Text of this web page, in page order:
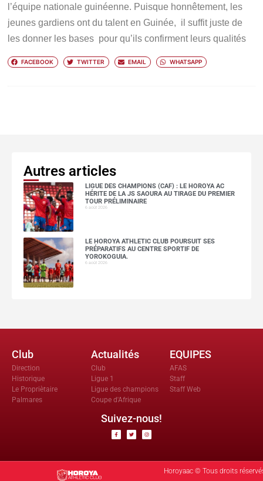
l’équipe nationale guinéenne. Puisque honnêtement, les
jeunes gardiens ont du talent en Guinée, il suffit juste de
les donner les bases pour qu’ils confirment leurs qualités
FACEBOOK TWITTER EMAIL WHATSAPP
Autres articles
LIGUE DES CHAMPIONS (CAF) : LE HOROYA AC
HÉRITE DE LA JS SAOURA AU TIRAGE DU PREMIER
TOUR PRÉLIMINAIRE
6 août 2026
LE HOROYA ATHLETIC CLUB POURSUIT SES
PRÉPARATIFS AU CENTRE SPORTIF DE
YOROKOGUIA.
6 août 2026
Club
Direction
Historique
Le Propriètaire
Palmares
Actualités
Club
Ligue 1
Ligue des champions
Coupe d'Afrique
EQUIPES
AFAS
Staff
Staff Web
Suivez-nous!
Horoyaac © Tous droits